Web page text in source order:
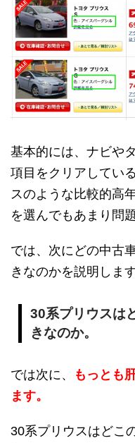
基本的には、ナビや
項目をクリアしてい
スのような比較的高
を選んでもあまり問
では、次にどの中古
きなのかを説明します
30系プリウスは
きなのか。
では次に、
もっとも
ます。
30系プリウスはどこ